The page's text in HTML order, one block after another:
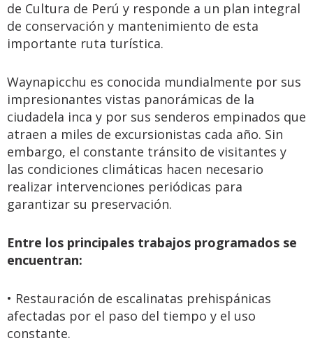
de Cultura de Perú y responde a un plan integral
de conservación y mantenimiento de esta
importante ruta turística.
Waynapicchu es conocida mundialmente por sus
impresionantes vistas panorámicas de la
ciudadela inca y por sus senderos empinados que
atraen a miles de excursionistas cada año. Sin
embargo, el constante tránsito de visitantes y
las condiciones climáticas hacen necesario
realizar intervenciones periódicas para
garantizar su preservación.
Entre los principales trabajos programados se
encuentran:
• Restauración de escalinatas prehispánicas
afectadas por el paso del tiempo y el uso
constante.